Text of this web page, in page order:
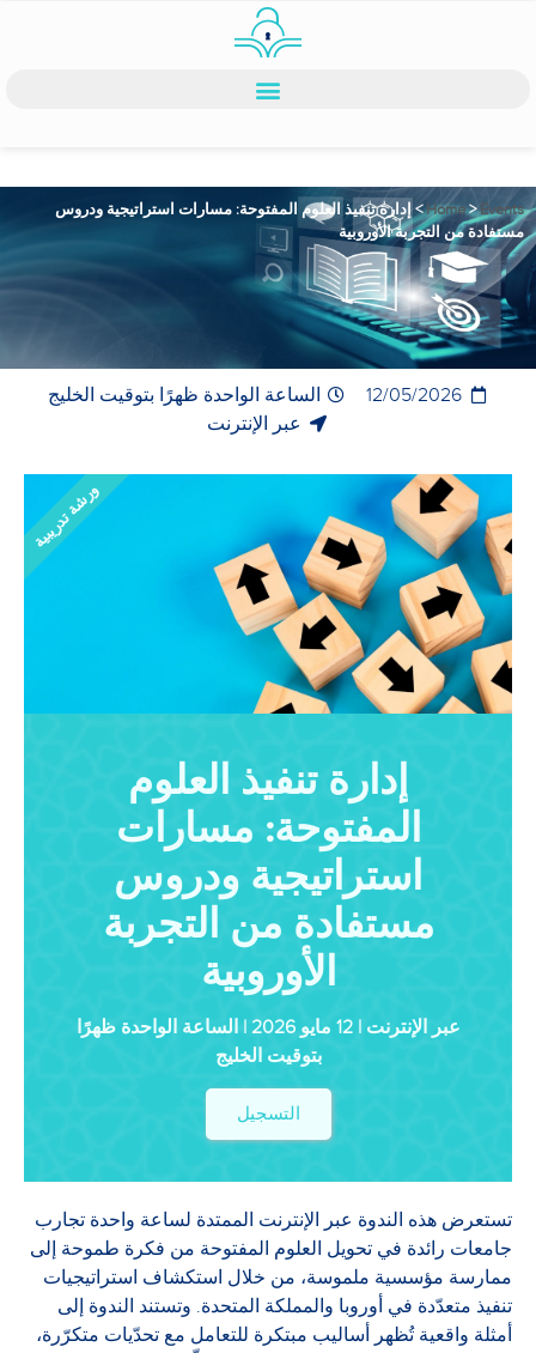
Home>Events
> إدارة تنفيذ العلوم المفتوحة: مسارات استراتيجية ودروس
مستفادة من التجربة الأوروبية
12/05/2026
الساعة الواحدة ظهرًا بتوقيت الخليج
عبر الإنترنت
إدارة تنفيذ العلوم
المفتوحة: مسارات
استراتيجية ودروس
مستفادة من التجربة
الأوروبية
عبر الإنترنت | 12 مايو 2026 | الساعة الواحدة ظهرًا
بتوقيت الخليج
التسجيل
ورشة تدريبية
تستعرض هذه الندوة عبر الإنترنت الممتدة لساعة واحدة تجارب
جامعات رائدة في تحويل العلوم المفتوحة من فكرة طموحة إلى
ممارسة مؤسسية ملموسة، من خلال استكشاف استراتيجيات
تنفيذ متعدّدة في أوروبا والمملكة المتحدة. وتستند الندوة إلى
أمثلة واقعية تُظهر أساليب مبتكرة للتعامل مع تحدّيات متكرّرة،